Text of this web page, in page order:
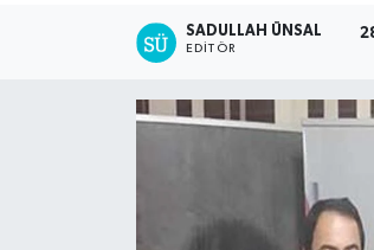
SADULLAH ÜNSAL
EDITÖR